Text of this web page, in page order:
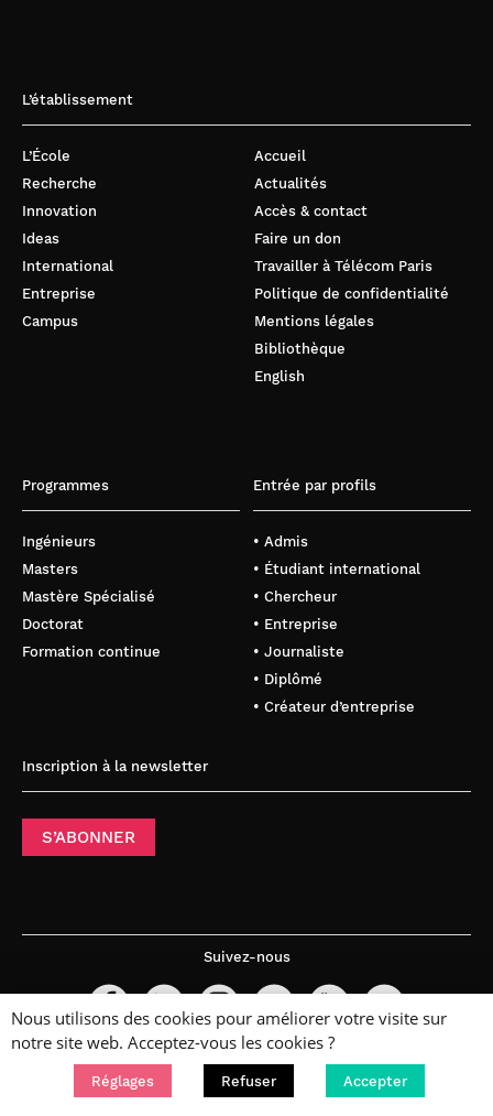
L’établissement
L’École
Recherche
Innovation
Ideas
International
Entreprise
Campus
Accueil
Actualités
Accès & contact
Faire un don
Travailler à Télécom Paris
Politique de confidentialité
Mentions légales
Bibliothèque
English
Programmes
Ingénieurs
Masters
Mastère Spécialisé
Doctorat
Formation continue
Entrée par profils
• Admis
• Étudiant international
• Chercheur
• Entreprise
• Journaliste
• Diplômé
• Créateur d’entreprise
Inscription à la newsletter
S’ABONNER
Suivez-nous
Nous utilisons des cookies pour améliorer votre visite sur
notre site web. Acceptez-vous les cookies ?
Réglages Refuser Accepter